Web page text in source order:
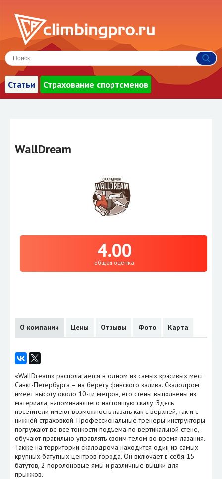
Статьи Страхование спортсменов
WallDream
4.00
общая оценка
О компании Цены Отзывы Фото Карта
«WallDream» располагается в одном из самых красивых мест
Санкт-Петербурга – на берегу финского залива. Скалодром
имеет высоту около 10-ти метров, его стены выполнены из
материала, напоминающего настоящую скалу. Здесь
посетители имеют возможность лазать как с верхней, так и с
нижней страховкой. Профессиональные тренеры-инструкторы
погружают во все тонкости подъема по вертикальной стене,
обучают правильно управлять своим телом во время лазания.
Также на территории скалодрома находится один из самых
крупных батутных центров города. Он включает в себя 15
батутов, 2 поролоновые ямы и различные вышки для
прыжков.